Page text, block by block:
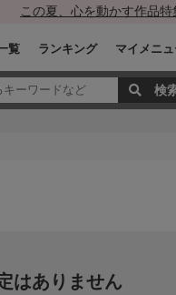
この夏、心を動かす作品特
覧 ランキング マイメニ
はありません